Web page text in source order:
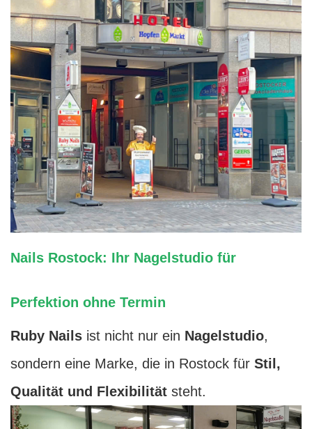
Nails Rostock: Ihr Nagelstudio für
Perfektion ohne Termin
Ruby Nails ist nicht nur ein Nagelstudio,
sondern eine Marke, die in Rostock für Stil,
Qualität und Flexibilität steht.